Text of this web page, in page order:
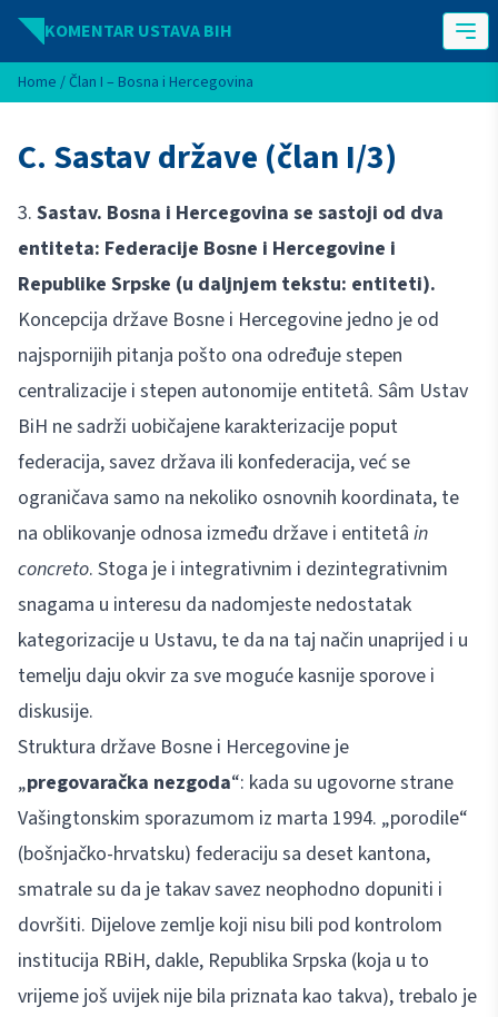
Idi na sadržaj
KOMENTAR USTAVA BIH
Home /Član I – Bosna i Hercegovina
C. Sastav države (član I/3)
3. Sastav. Bosna i Hercegovina se sastoji od dva
entiteta: Federacije Bosne i Hercegovine i
Republike Srpske (u daljnjem tekstu: entiteti).
Koncepcija države Bosne i Hercegovine jedno je od
najspornijih pitanja pošto ona određuje stepen
centralizacije i stepen autonomije entitetâ. Sâm Ustav
BiH ne sadrži uobičajene karakterizacije poput
federacija, savez država ili konfederacija, već se
ograničava samo na nekoliko osnovnih koordinata, te
na oblikovanje odnosa između države i entitetâ in
concreto. Stoga je i integrativnim i dezintegrativnim
snagama u interesu da nadomjeste nedostatak
kategorizacije u Ustavu, te da na taj način unaprijed i u
temelju daju okvir za sve moguće kasnije sporove i
diskusije.
Struktura države Bosne i Hercegovine je
„pregovaračka nezgoda“: kada su ugovorne strane
Vašingtonskim sporazumom iz marta 1994. „porodile“
(bošnjačko-hrvatsku) federaciju sa deset kantona,
smatrale su da je takav savez neophodno dopuniti i
dovršiti. Dijelove zemlje koji nisu bili pod kontrolom
institucija RBiH, dakle, Republika Srpska (koja u to
vrijeme još uvijek nije bila priznata kao takva), trebalo je